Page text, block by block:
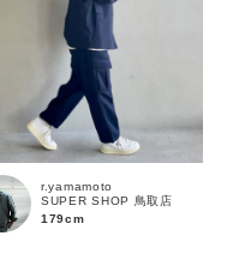
r.yamamoto
SUPER SHOP 鳥取店
179cm